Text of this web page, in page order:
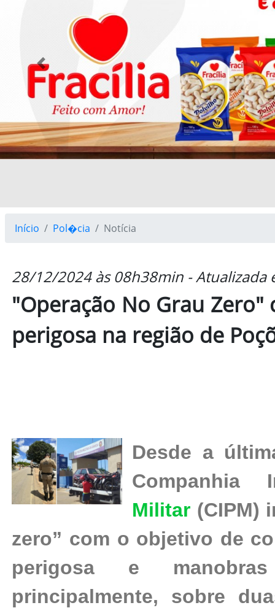
Previous
Início Pol�cia Notícia
28/12/2024 às 08h38min -
"Operação No Grau
perigosa na região de
Desde a
Militar (CIPM)
zero” com o objetivo de
perigosa e
principalmente, sobre